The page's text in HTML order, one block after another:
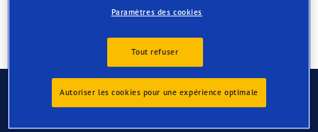
Contactez-nous
Paramètres des cookies
Tout refuser
Autoriser les cookies pour une expérience optimale